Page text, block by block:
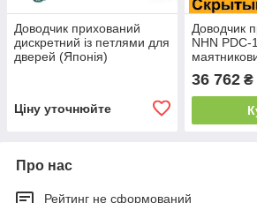
Доводчик прихований
дискретний із петлями для
дверей (Японія)
Ціну уточнюйте
Доводчик
NHN PDC-
36 762₴
Про нас
Рейтинг не сформований